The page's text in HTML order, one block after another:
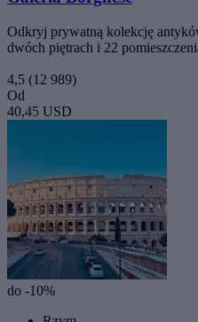
Odkryj prywatną kolekcję
dwóch piętrach i 22
4,5 (12 989)
Od
40,45 USD
do -10%